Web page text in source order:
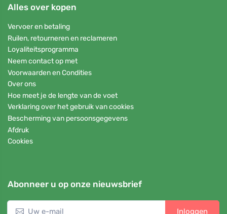
Alles over kopen
Vervoer en betaling
Ruilen, retourneren en reclameren
Loyaliteitsprogramma
Neem contact op met
Voorwaarden en Condities
Over ons
Hoe meet je de lengte van de voet
Verklaring over het gebruik van cookies
Bescherming van persoonsgegevens
Afdruk
Cookies
Abonneer u op onze nieuwsbrief
Inloggen